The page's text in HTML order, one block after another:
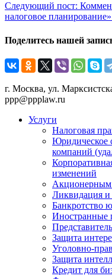
Следующий пост:
налоговое
Поделитесь нашей
г. Москва, ул.
ppp@ppplaw.ru
Услуги
Налоговая
Юридическое
компаний
изменений
Акционерным
Ликвидация и
Банкротство
Иностранные
Защита
Уголовно-
Защита
Кредит для